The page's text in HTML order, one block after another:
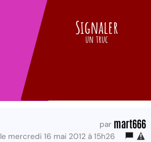
Signaler
un truc
par mart666
le mercredi 16 mai 2012 à 15h26